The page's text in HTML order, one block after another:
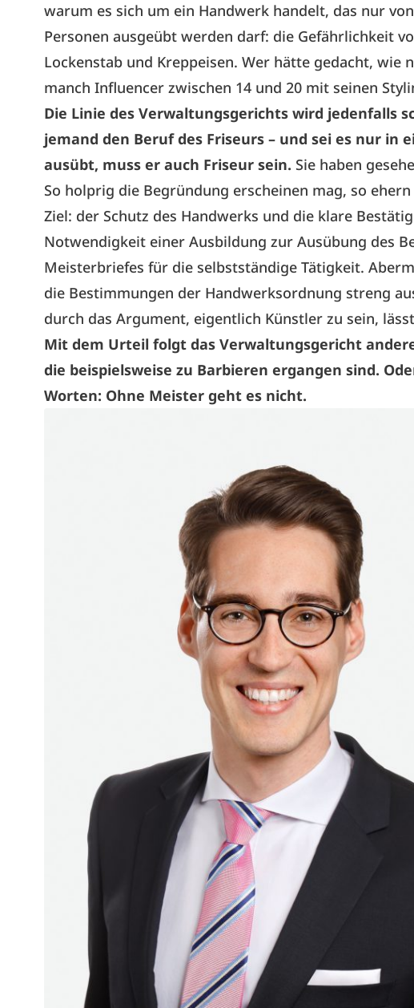
warum es sich um ein Handwerk handelt, das nur
Personen ausgeübt werden darf: die Gefährlichkeit
Lockenstab und Kreppeisen. Wer hätte gedacht, wie
manch Influencer zwischen 14 und 20 mit seinen
Die Linie des Verwaltungsgerichts wird jedenfalls
jemand den Beruf des Friseurs – und sei es nur in
ausübt, muss er auch Friseur sein. Sie haben
So holprig die Begründung erscheinen mag, so
Ziel: der Schutz des Handwerks und die klare
Notwendigkeit einer Ausbildung zur Ausübung des
Meisterbriefes für die selbstständige Tätigkeit.
die Bestimmungen der Handwerksordnung streng
durch das Argument, eigentlich Künstler zu sein,
Mit dem Urteil folgt das Verwaltungsgericht
die beispielsweise zu Barbieren ergangen sind.
Worten: Ohne Meister geht es nicht.